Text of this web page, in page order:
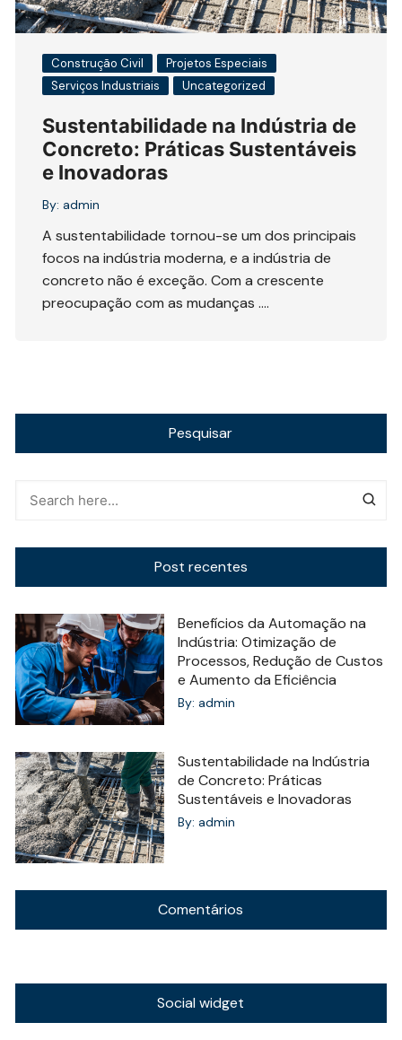
Construção Civil
Projetos Especiais
Serviços Industriais
Uncategorized
Sustentabilidade na Indústria de
Concreto: Práticas Sustentáveis
e Inovadoras
By: admin
A sustentabilidade tornou-se um dos principais
focos na indústria moderna, e a indústria de
concreto não é exceção. Com a crescente
preocupação com as mudanças ….
Pesquisar
Post recentes
Benefícios da Automação na
Indústria: Otimização de
Processos, Redução de Custos
e Aumento da Eficiência
By: admin
Sustentabilidade na Indústria
de Concreto: Práticas
Sustentáveis e Inovadoras
By: admin
Comentários
Social widget